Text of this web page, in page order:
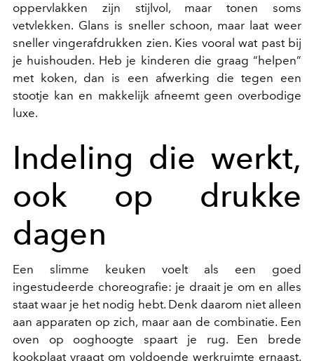
oppervlakken zijn stijlvol, maar tonen soms
vetvlekken. Glans is sneller schoon, maar laat weer
sneller vingerafdrukken zien. Kies vooral wat past bij
je huishouden. Heb je kinderen die graag “helpen”
met koken, dan is een afwerking die tegen een
stootje kan en makkelijk afneemt geen overbodige
luxe.
Indeling die werkt,
ook op drukke
dagen
Een slimme keuken voelt als een goed
ingestudeerde choreografie: je draait je om en alles
staat waar je het nodig hebt. Denk daarom niet alleen
aan apparaten op zich, maar aan de combinatie. Een
oven op ooghoogte spaart je rug. Een brede
kookplaat vraagt om voldoende werkruimte ernaast.